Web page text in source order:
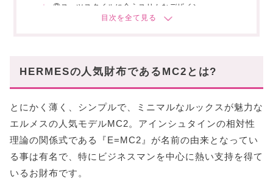
③スーツスタイルに合うスリムなデザイン
ガリレイ(二つ折り財布、小銭入れ有り)
タレス(二つ折り財布、小銭入れ有り)
フレミング(長財布、小銭入れなし)
メンデル(長財布、小銭入れなし)
MC2と合わせて使える小銭入れもご紹介
HERMESの人気財布であるMC2とは?
とにかく薄く、シンプルで、ミニマルなルックスが魅力な
エルメスの人気モデルMC2。アインシュタインの相対性
理論の関係式である『E=MC2』が名前の由来となってい
る事は有名で、特にビジネスマンを中心に熱い支持を得て
いるお財布です。